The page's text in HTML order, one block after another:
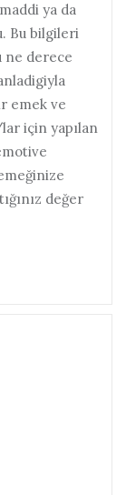
ya da
Bu bilgileri
ne derece
emek ve
için yapılan
değer